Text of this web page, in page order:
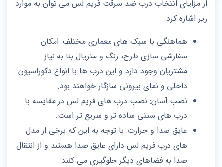
از مزایای انتخاب درب ضد سرقت فریم‌ لس می توان به موارد
زیر اشاره کرد:
هماهنگی با سبک‌ های معماری مختلف: امکان
سفارشی‌ سازی طرح، رنگ و متریال بنا به نیاز
مشتریان وجود دارد و این درب‌ ها با انواع دکوراسیون
داخلی و نمای بیرونی سازگار خواهند بود.
نصب آسان: نصب درب های فریم لس در مقایسه با
درب های سنتی ساده تر و سریع تر است.
عایق صدا و حرارت: با توجه به این که برخی از مدل
های درب فریم لس دارای عایق صدا هستند و از انتقال
صدا به فضاهای دیگر جلوگیری می کنند.